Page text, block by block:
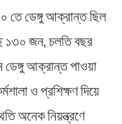
তে ডেঙ্গু আক্রান্ত ছিল
১৩০ জন, চলতি বছর
আক্রান্ত পাওয়া
ও প্রশিক্ষণ দিয়ে
অনেক নিয়ন্ত্রণে